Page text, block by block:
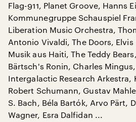
Flag-911, Planet Groove, Hanns
Kommunegruppe Schauspiel
Liberation Music Orchestra,
Antonio Vivaldi, The Doors, Elvis
Musik aus Haiti, The Teddy
Bärtsch's Ronin, Charles
Intergalactic Research Arkestra,
Robert Schumann, Gustav
S. Bach, Béla Bartók, Arvo Pärt,
Wagner, Esra Dalfidan ...